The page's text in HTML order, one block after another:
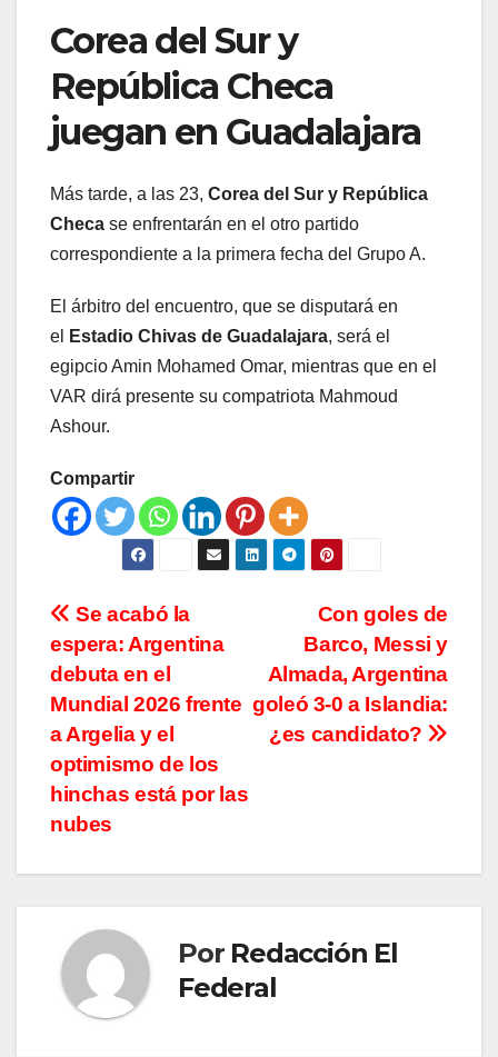
Corea del Sur y
República Checa
juegan en Guadalajara
Más tarde, a las 23, Corea del Sur y República
Checa se enfrentarán en el otro partido
correspondiente a la primera fecha del Grupo A.
El árbitro del encuentro, que se disputará en
el
Estadio Chivas de Guadalajara, será el
egipcio Amin Mohamed Omar, mientras que en el
VAR dirá presente su compatriota Mahmoud
Ashour.
Compartir
Navegación
de
entradas
Con goles de
Barco, Messi y
Almada, Argentina
goleó 3-0 a Islandia:
¿es candidato?
Se acabó la
espera: Argentina
debuta en el
Mundial 2026 frente
a Argelia y el
optimismo de los
hinchas está por las
nubes
Por Redacción El
Federal